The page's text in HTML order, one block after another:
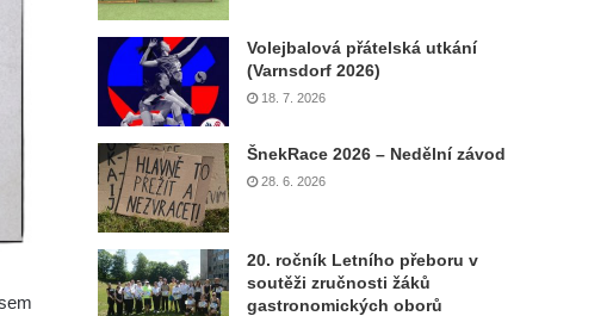
Volejbalová přátelská utkání
(Varnsdorf 2026)
18. 7. 2026
ŠnekRace 2026 – Nedělní závod
28. 6. 2026
20. ročník Letního přeboru v
soutěži zručnosti žáků
gastronomických oborů